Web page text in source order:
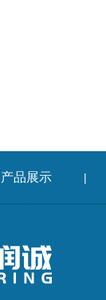
产品展示 |